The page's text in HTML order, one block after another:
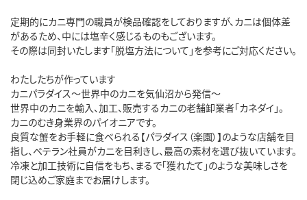
定期的にカニ専門の職員が検品確認をしておりますが、カニは個体差
があるため、中には塩辛く感じるものもございます。
その際は同封いたします「脱塩方法について」を参考にご対応ください。
わたしたちが作っています
カニパラダイス～世界中のカニを気仙沼から発信～
世界中のカニを輸入、加工、販売するカニの老舗卸業者「カネダイ」。
カニのむき身業界のパイオニアです。
良質な蟹をお手軽に食べられる【パラダイス（楽園）】のような店舗を目
指し、ベテラン社員がカニを目利きし、最高の素材を選び抜いています。
冷凍と加工技術に自信をもち、まるで「獲れたて」のような美味しさを
閉じ込めご家庭までお届けします。